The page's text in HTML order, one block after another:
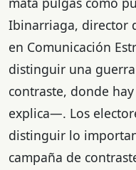
Ibinarriaga, director
en Comunicación
distinguir una
contraste, donde
explica—. Los
distinguir lo
campaña de